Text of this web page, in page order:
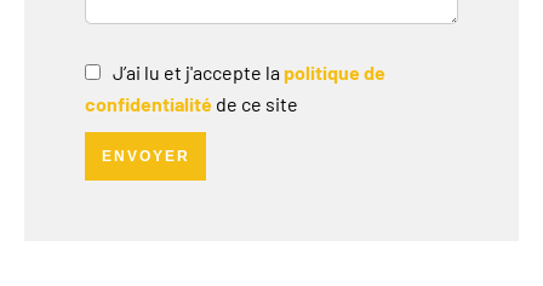
J’ai lu et j'accepte la politique de
confidentialité de ce site
ENVOYER